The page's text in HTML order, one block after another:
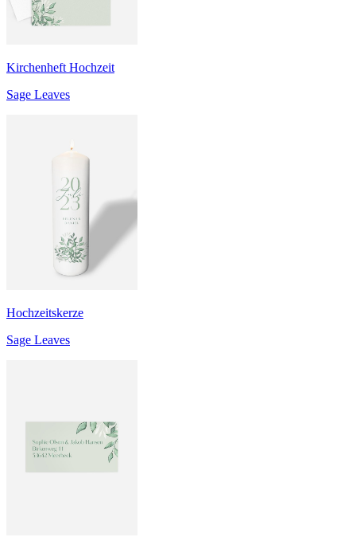
Kirchenheft Hochzeit
Sage Leaves
Hochzeitskerze
Sage Leaves